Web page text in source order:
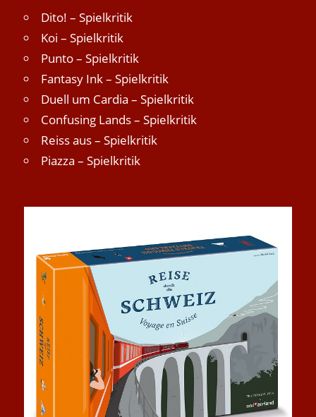
Dito! – Spielkritik
Koi – Spielkritik
Punto – Spielkritik
Fantasy Ink – Spielkritik
Duell um Cardia – Spielkritik
Confusing Lands – Spielkritik
Reiss aus – Spielkritik
Piazza – Spielkritik